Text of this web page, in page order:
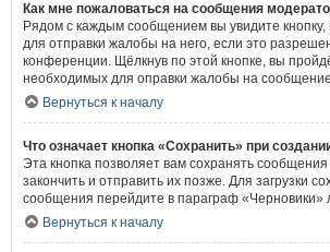
Как мне пожаловаться на сообщения
Рядом с каждым сообщением вы увидите
для отправки жалобы на него, если это
конференции. Щёлкнув по этой кнопке, вы
необходимых для оправки жалобы на
Вернуться к началу
Что означает кнопка «Сохранить» при
Эта кнопка позволяет вам сохранять сообщения
закончить и отправить их позже. Для загрузки
сообщения перейдите в параграф «Черновики»
Вернуться к началу